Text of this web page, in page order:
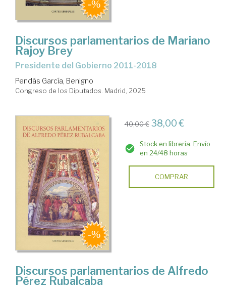
Discursos parlamentarios de Mariano
Rajoy Brey
Presidente del Gobierno 2011-2018
Pendás García, Benigno
Congreso de los Diputados. Madrid, 2025
40,00 € 38,00 €
Stock en librería. Envío
en 24/48 horas
COMPRAR
Discursos parlamentarios de Alfredo
Pérez Rubalcaba